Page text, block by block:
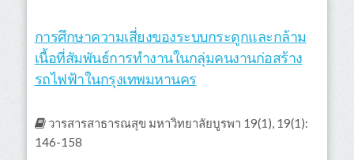
การศึกษาความเสี่ยงของระบบกระดูกและกล้าม
เนื้อที่สัมพันธ์การทำงานในกลุ่มคนงานก่อสร้าง
รถไฟฟ้าในกรุงเทพมหานคร
วารสารสาธารณสุข มหาวิทยาลัยบูรพา 19(1), 19(1):
146-158